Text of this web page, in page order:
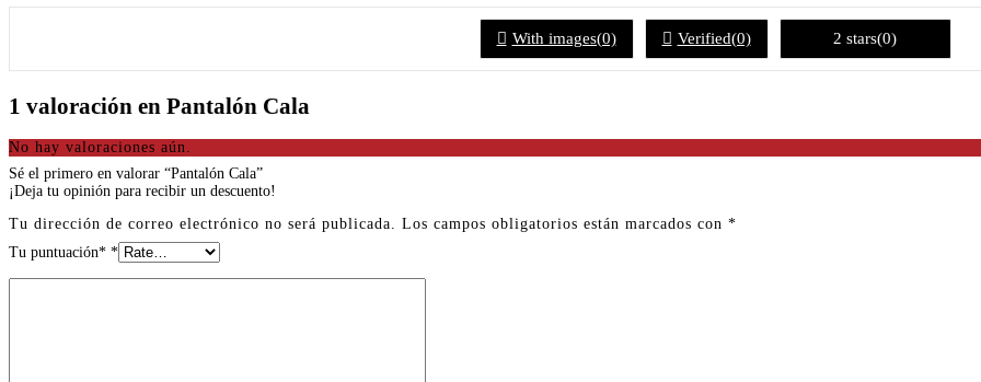
With images(0) Verified(0) 2 stars(0)
1 valoración en Pantalón Cala
No hay valoraciones aún.
Sé el primero en valorar “Pantalón Cala”
¡Deja tu opinión para recibir un descuento!
Tu dirección de correo electrónico no será publicada.
Los campos obligatorios están marcados con *
Tu puntuación* *